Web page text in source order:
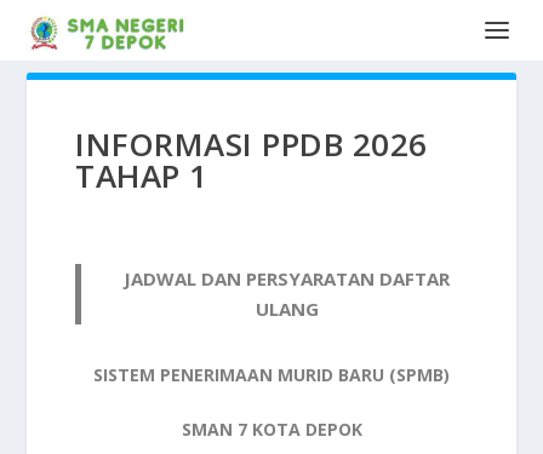
INFORMASI PPDB 2026
TAHAP 1
JADWAL DAN PERSYARATAN DAFTAR
ULANG
SISTEM PENERIMAAN MURID BARU (SPMB)
SMAN 7 KOTA DEPOK